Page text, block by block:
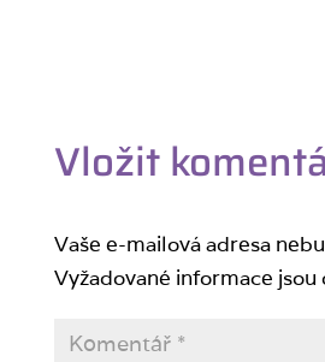
Vložit
Vaše e-mailová adresa
Vyžadované informace jsou